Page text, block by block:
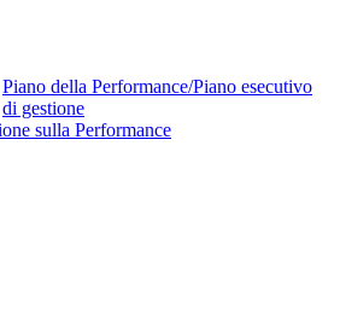
Piano della Performance/Piano esecutivo
di gestione
sulla Performance